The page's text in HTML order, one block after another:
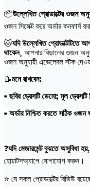
📦উল্লেখিত প্রোডাক্টের ওজন
ওজন সিলেক্ট করে অর্ডার কনফার্ম
🐱যদি উল্লেখিত প্রোডাক্টটিতে
থাকেন , আপনার বিড়ালের ওজন
ওজন অনুযায়ী এভেলেবল স্টক
📝মনে রাখবেন:
• ছবির ড্রেসটি ডেমো; মূল
• অর্ডার নিশ্চিত করতে সঠিক
❓যদি মেজারমেন্ট বুঝতে অসুবিধা হয়,
হোয়াটসঅ্যাপে যোগাযোগ করুন।
⭐ যে সকল প্রোডাক্টের রিভিউ